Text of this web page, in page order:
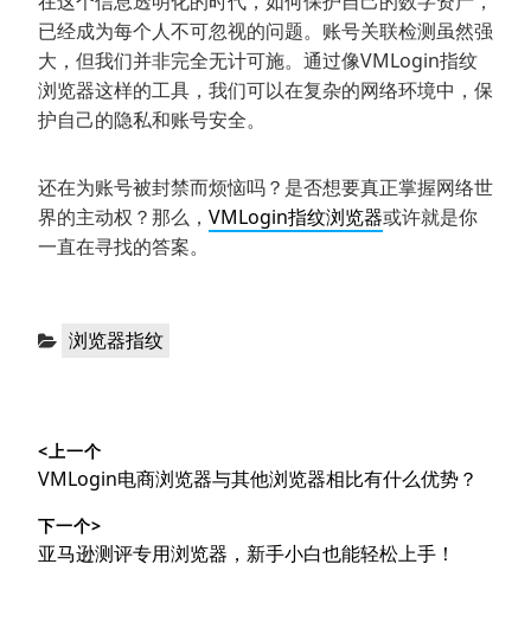
已经成为每个人不可忽视的问题。账号关联检测虽然强
大，但我们并非完全无计可施。通过像VMLogin指纹
浏览器这样的工具，我们可以在复杂的网络环境中，保
护自己的隐私和账号安全。
还在为账号被封禁而烦恼吗？是否想要真正掌握网络世
界的主动权？那么， VMLogin指纹浏览器或许就是你
一直在寻找的答案。
分 浏览器指纹
章
导
航
<上一个
上
文
章：
VMLogin电商浏览器与其他浏览器相比有什么优势？
下一个>
下
亚马逊测评专用浏览器，新手小白也能轻松上手！